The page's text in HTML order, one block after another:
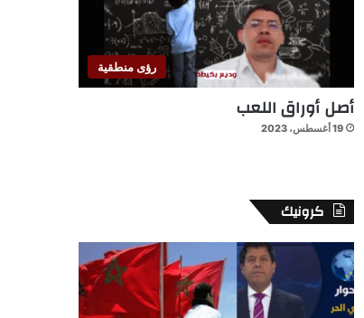
رؤى منطقية
أصل أوراق اللعب
19 أغسطس، 2023
كرونيك